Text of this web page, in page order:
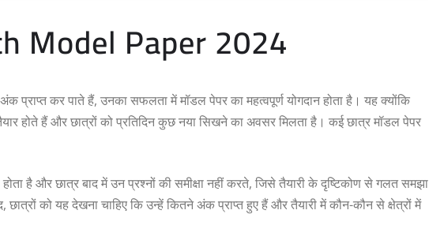
Model Paper 2024
अंक प्राप्त कर पाते हैं, उनका सफलता में मॉडल पेपर का महत्वपूर्ण योगदान होता है। यह क्योंकि
होते हैं और छात्रों को प्रतिदिन कुछ नया सिखने का अवसर मिलता है। कई छात्र मॉडल पेपर
है और छात्र बाद में उन प्रश्नों की समीक्षा नहीं करते, जिसे तैयारी के दृष्टिकोण से गलत समझा
को यह देखना चाहिए कि उन्हें कितने अंक प्राप्त हुए हैं और तैयारी में कौन-कौन से क्षेत्रों में